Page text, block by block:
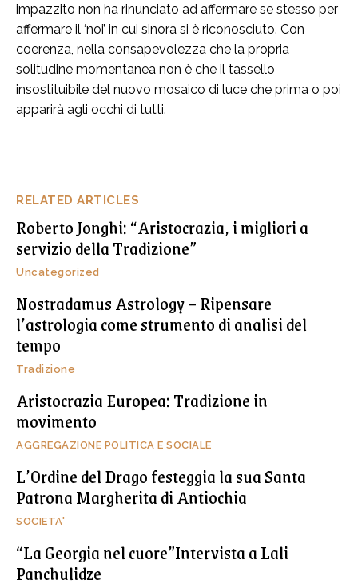
RELATED ARTICLES
Roberto Jonghi: “Aristocrazia, i migliori a
servizio della Tradizione”
Uncategorized
Nostradamus Astrology – Ripensare
l’astrologia come strumento di analisi del
tempo
Tradizione
Aristocrazia Europea: Tradizione in
movimento
AGGREGAZIONE POLITICA E SOCIALE
L’Ordine del Drago festeggia la sua Santa
Patrona Margherita di Antiochia
SOCIETA'
“La Georgia nel cuore”Intervista a Lali
Panchulidze
impazzito non ha rinunciato ad affermare se stesso per
affermare il ‘noi’ in cui sinora si è riconosciuto. Con
coerenza, nella consapevolezza che la propria
solitudine momentanea non è che il tassello
insostituibile del nuovo mosaico di luce che prima o poi
apparirà agli occhi di tutti.